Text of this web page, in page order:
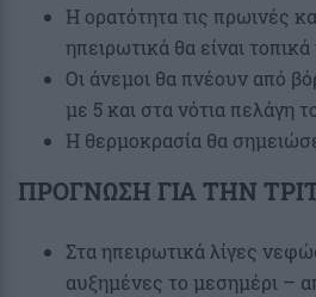
Η ορατότητα τις πρωινές
ηπειρωτικά θα είναι
Οι άνεμοι θα πνέουν από
με 5 και στα νότια πελάγη
Η θερμοκρασία θα
ΠΡΟΓΝΩΣΗ ΓΙΑ ΤΗΝ
Στα ηπειρωτικά λίγες
αυξημένες το μεσημέρι –